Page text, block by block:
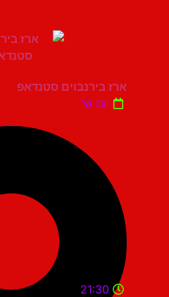
ארז בירנבוים סטנדאפ
יום ש'
21:30